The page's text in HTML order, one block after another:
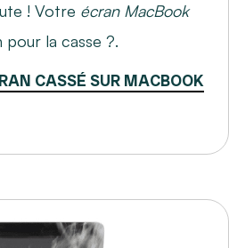
! Votre écran MacBook
la casse ?.
CASSÉ SUR MACBOOK